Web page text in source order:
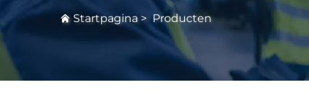
Startpagina > Producten